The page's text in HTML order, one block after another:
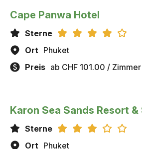
Cape Panwa Hotel
Sterne
Ort Phuket
Preis ab CHF 101.00 / Zimmer
Karon Sea Sands Resort &
Sterne
Ort Phuket